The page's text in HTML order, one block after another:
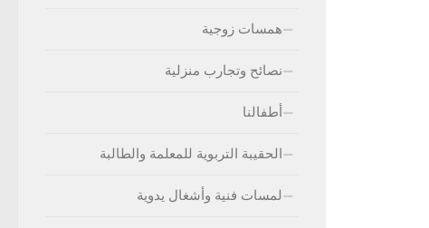
همسات زوجية
نصائح وتجارب منزلية
أطفالنا
الحقيبة التربوية للمعلمة والطالبة
لمسات فنية وأشغال يدوية